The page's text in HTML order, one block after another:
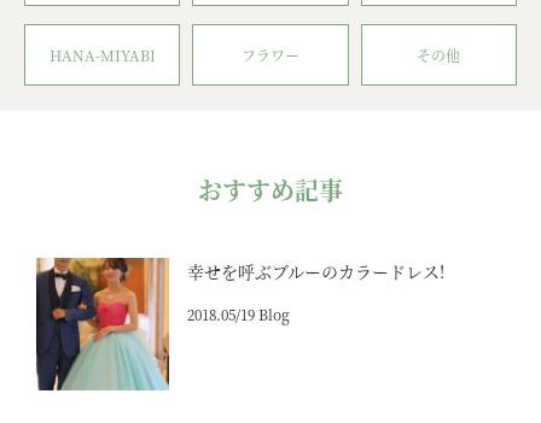
HANA-MIYABI フラワー その他
おすすめ記事
幸せを呼ぶブルーのカラードレス!
2018.05/19 Blog